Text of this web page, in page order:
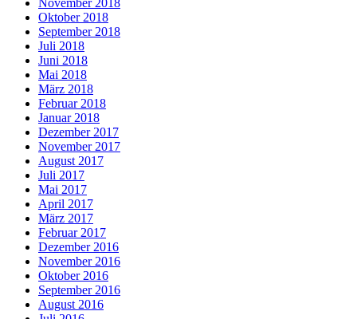
Oktober 2018
September 2018
Juli 2018
Juni 2018
Mai 2018
März 2018
Februar 2018
Januar 2018
Dezember 2017
November 2017
August 2017
Juli 2017
Mai 2017
April 2017
März 2017
Februar 2017
Dezember 2016
November 2016
Oktober 2016
September 2016
August 2016